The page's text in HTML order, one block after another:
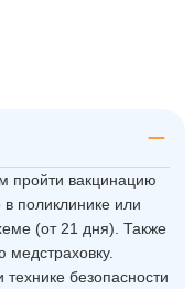
пройти вакцинацию
поликлинике или
(от 21 дня). Также
безопасности